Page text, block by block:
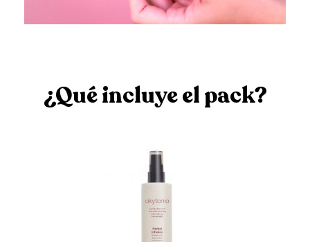
¿Qué incluye el pack?